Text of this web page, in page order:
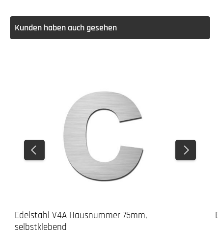
Kunden haben auch gesehen
Edelstahl V4A Hausnummer 75mm,
selbstklebend